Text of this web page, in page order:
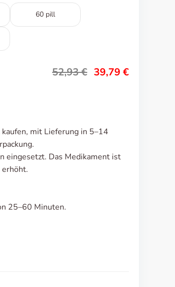
60 pill
52,93€ 39,79 €
mit Lieferung in 5–14
eingesetzt. Das Medikament ist
25–60 Minuten.